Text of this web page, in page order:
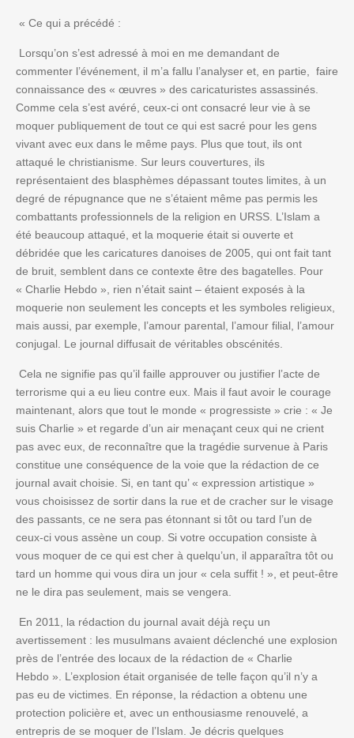
« Ce qui a précédé :
Lorsqu’on s’est adressé à moi en me demandant de
commenter l’événement, il m’a fallu l’analyser et, en partie, faire
connaissance des « œuvres » des caricaturistes assassinés.
Comme cela s’est avéré, ceux-ci ont consacré leur vie à se
moquer publiquement de tout ce qui est sacré pour les gens
vivant avec eux dans le même pays. Plus que tout, ils ont
attaqué le christianisme. Sur leurs couvertures, ils
représentaient des blasphèmes dépassant toutes limites, à un
degré de répugnance que ne s’étaient même pas permis les
combattants professionnels de la religion en URSS. L’Islam a
été beaucoup attaqué, et la moquerie était si ouverte et
débridée que les caricatures danoises de 2005, qui ont fait tant
de bruit, semblent dans ce contexte être des bagatelles. Pour
« Charlie Hebdo », rien n’était saint – étaient exposés à la
moquerie non seulement les concepts et les symboles religieux,
mais aussi, par exemple, l’amour parental, l’amour filial, l’amour
conjugal. Le journal diffusait de véritables obscénités.
Cela ne signifie pas qu’il faille approuver ou justifier l’acte de
terrorisme qui a eu lieu contre eux. Mais il faut avoir le courage
maintenant, alors que tout le monde « progressiste » crie : « Je
suis Charlie » et regarde d’un air menaçant ceux qui ne crient
pas avec eux, de reconnaître que la tragédie survenue à Paris
constitue une conséquence de la voie que la rédaction de ce
journal avait choisie. Si, en tant qu’ « expression artistique »
vous choisissez de sortir dans la rue et de cracher sur le visage
des passants, ce ne sera pas étonnant si tôt ou tard l’un de
ceux-ci vous assène un coup. Si votre occupation consiste à
vous moquer de ce qui est cher à quelqu’un, il apparaîtra tôt ou
tard un homme qui vous dira un jour « cela suffit ! », et peut-être
ne le dira pas seulement, mais se vengera.
En 2011, la rédaction du journal avait déjà reçu un
avertissement : les musulmans avaient déclenché une explosion
près de l’entrée des locaux de la rédaction de « Charlie
Hebdo ». L’explosion était organisée de telle façon qu’il n’y a
pas eu de victimes. En réponse, la rédaction a obtenu une
protection policière et, avec un enthousiasme renouvelé, a
entrepris de se moquer de l’Islam. Je décris quelques